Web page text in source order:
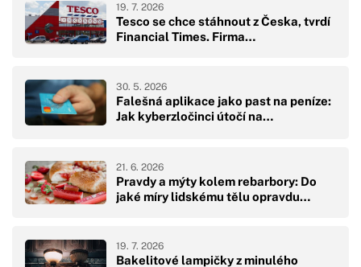
Tesco se chce stáhnout z Česka, tvrdí
Financial Times. Firma…
19. 7. 2026
Falešná aplikace jako past na peníze:
Jak kyberzločinci útočí na…
30. 5. 2026
Pravdy a mýty kolem rebarbory: Do
jaké míry lidskému tělu opravdu…
21. 6. 2026
Bakelitové lampičky z minulého
19. 7. 2026